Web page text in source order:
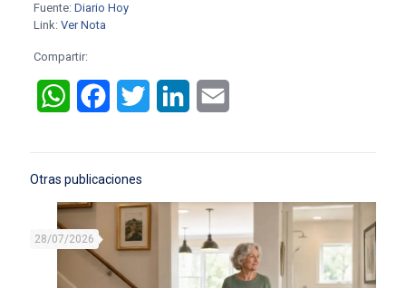
Fuente: Diario Hoy
Link: Ver Nota
Compartir:
WhatsAppFacebookTwitter LinkedIn
Otras publicaciones
28/07/2026